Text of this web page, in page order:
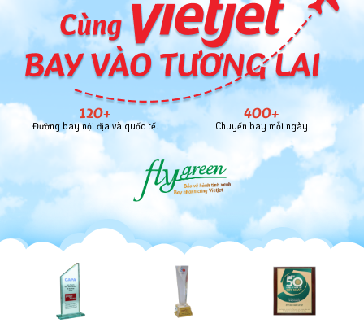
120+
Đường bay nội địa và quốc tế.
400+
Chuyến bay mỗi ngày